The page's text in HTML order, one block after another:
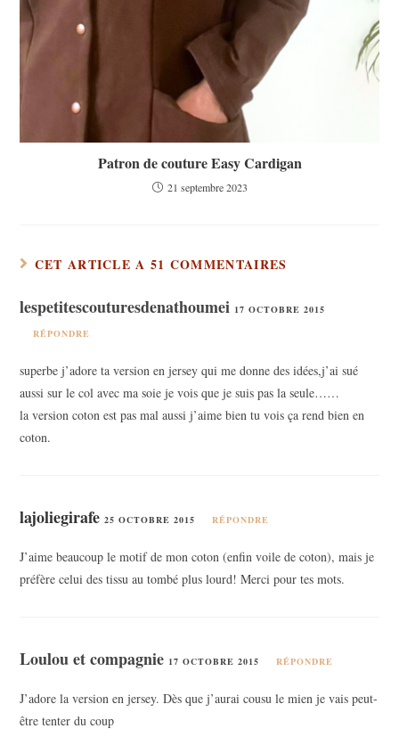
Patron de couture Easy Cardigan
21 septembre 2023
CET ARTICLE A 51 COMMENTAIRES
lespetitescouturesdenathoumei 17 OCTOBRE 2015
RÉPONDRE
superbe j’adore ta version en jersey qui me donne des idées,j’ai sué
aussi sur le col avec ma soie je vois que je suis pas la seule……
la version coton est pas mal aussi j’aime bien tu vois ça rend bien en
coton.
lajoliegirafe 25 OCTOBRE 2015 RÉPONDRE
J’aime beaucoup le motif de mon coton (enfin voile de coton), mais je
préfère celui des tissu au tombé plus lourd! Merci pour tes mots.
Loulou et compagnie 17 OCTOBRE 2015 RÉPONDRE
J’adore la version en jersey. Dès que j’aurai cousu le mien je vais peut-
être tenter du coup